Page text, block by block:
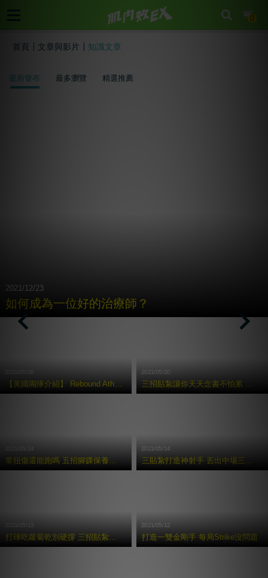
0
首頁 文章與影片 知識文章
最新發布 最多瀏覽 精選推薦
2021/12/23
如何成為⼀位好的治療師？
【美國團隊介紹】 Rebound Athletic 運動復健訓練中心
2021/05/20
三招貼紮讓你天天念書不怕累 考試都拿100 分
常扭傷還能跑嗎 五招腳踝保養術讓你享受奔馳快感
2021/05/14
三貼紮打造神射手 丟出中場三分球
2021/05/13
打球吃蘿蔔乾別硬撐 三招貼紮避免二度傷害
2021/05/12
打造一雙金剛手 每局Strike沒問題